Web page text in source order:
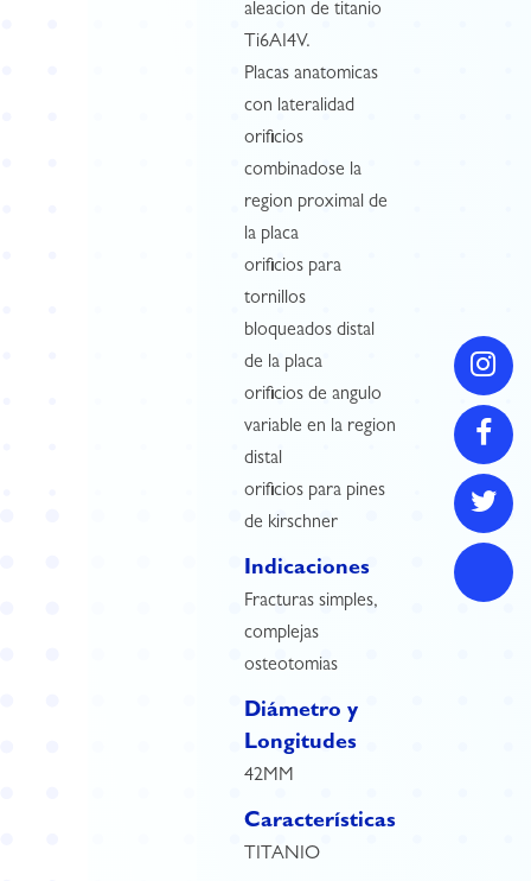
aleacion de titanio
Ti6AI4V.
Placas anatomicas
con lateralidad
orificios
combinadose la
region proximal de
la placa
orificios para
tornillos
bloqueados distal
de la placa
orificios de angulo
variable en la region
distal
orificios para pines
de kirschner
Indicaciones
Fracturas simples,
complejas
osteotomias
Diámetro y
Longitudes
42MM
Características
TITANIO